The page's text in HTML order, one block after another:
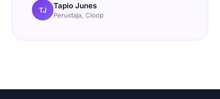
TJ Tapio Junes
Perustaja, Cloop